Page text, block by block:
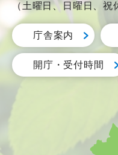
（土曜日、日曜日、祝
庁舎案内
開庁・受付時間